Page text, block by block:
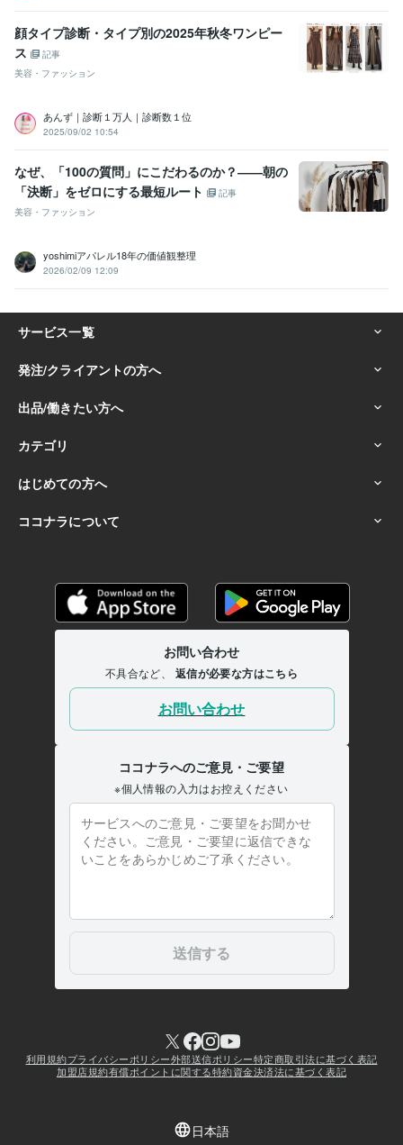
顔タイプ診断・タイプ別の2025年秋冬ワンピー
ス
記事
美容・ファッション
あんず｜診断１万人｜診断数１位
2025/09/02 10:54
なぜ、「100の質問」にこだわるのか？――朝の
「決断」をゼロにする最短ルート
記事
美容・ファッション
yoshimiアパレル18年の価値観整理
2026/02/09 12:09